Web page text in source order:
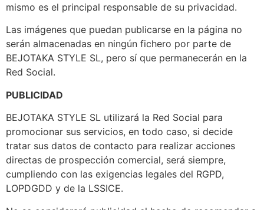
mismo es el principal responsable de su privacidad.
Las imágenes que puedan publicarse en la página no
serán almacenadas en ningún fichero por parte de
BEJOTAKA STYLE SL, pero sí que permanecerán en la
Red Social.
PUBLICIDAD
BEJOTAKA STYLE SL utilizará la Red Social para
promocionar sus servicios, en todo caso, si decide
tratar sus datos de contacto para realizar acciones
directas de prospección comercial, será siempre,
cumpliendo con las exigencias legales del RGPD,
LOPDGDD y de la LSSICE.